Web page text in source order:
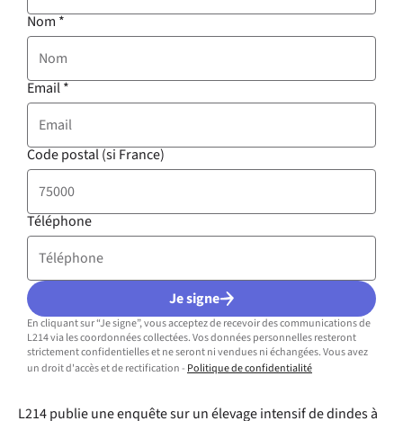
L214 publie une enquête sur un élevage intensif de dindes à
Nom *
Email*
Code postal (si France)
Téléphone
Je signe
En cliquant sur “Je signe”, vous acceptez de recevoir des communications de
L214 via les coordonnées collectées. Vos données personnelles resteront
strictement confidentielles et ne seront ni vendues ni échangées. Vous avez
un droit d'accès et de rectification - Politique de confidentialité